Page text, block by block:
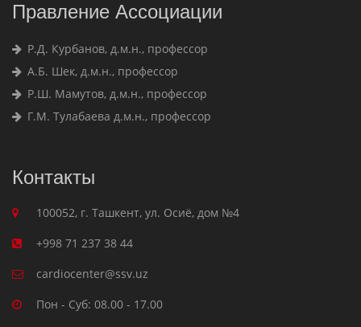
Правление Ассоциации
Р.Д. Курбанов, д.м.н., профессор
А.Б. Шек, д.м.н., профессор
Р.Ш. Мамутов, д.м.н., профессор
Г.М. Тулабаева д.м.н., профессор
Контакты
100052, г. Ташкент, ул. Осиё, дом №4
+998 71 237 38 44
cardiocenter@ssv.uz
Пон - Суб: 08.00 - 17.00